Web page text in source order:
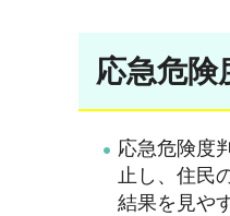
応急危険
応急危険度
止し、住民
結果を見や